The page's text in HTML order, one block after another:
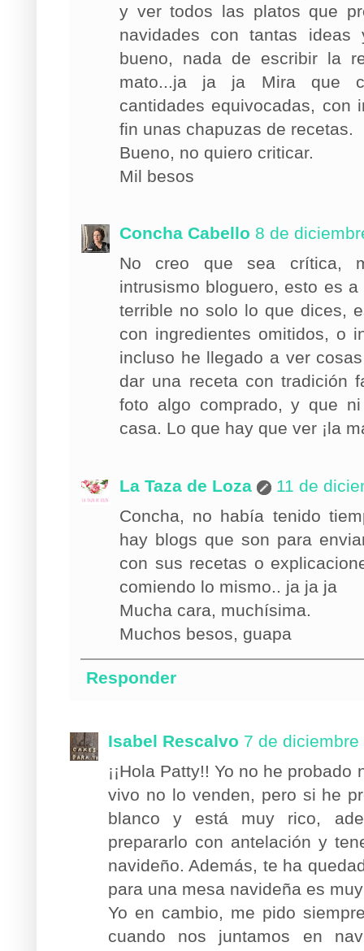
y ver todos las platos que
navidades con tantas
bueno, nada de escribir la
mato...ja ja ja Mira que
cantidades equivocadas, con
fin unas chapuzas de recetas.
Bueno, no quiero criticar.
Mil besos
Concha Cabello 8 de
No creo que sea crítica,
intrusismo bloguero, esto es
terrible no solo lo que dices,
con ingredientes omitidos, o
incluso he llegado a ver
dar una receta con tradición
foto algo comprado, y que
casa. Lo que hay que ver ¡la
La Taza de Loza
11 de
Concha, no había tenido
hay blogs que son para
con sus recetas o
comiendo lo mismo.. ja ja ja
Mucha cara, muchísima.
Muchos besos, guapa
Responder
Isabel Rescalvo 7 de
¡¡Hola Patty!! Yo no he
vivo no lo venden, pero si he
blanco y está muy rico,
prepararlo con antelación y
navideño. Además, te ha
para una mesa navideña es
Yo en cambio, me pido
cuando nos juntamos en